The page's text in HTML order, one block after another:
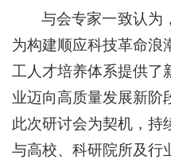
与会专家一致认为
为构建顺应科技革命浪
工人才培养体系提供了
业迈向高质量发展新阶
此次研讨会为契机，持
与高校、科研院所及行